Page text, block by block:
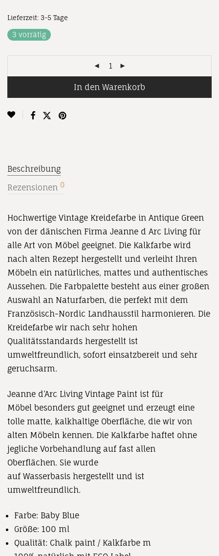
Lieferzeit: 3-5 Tage
3 vorrätig
In den Warenkorb
Beschreibung
Rezensionen 0
Hochwertige Vintage Kreidefarbe in Antique Green
von der dänischen Firma Jeanne d Arc Living für
alle Art von Möbel geeignet. Die Kalkfarbe wird
nach alten Rezept hergestellt und verleiht Ihren
Möbeln ein natürliches, mattes und authentisches
Aussehen. Die Farbpalette besteht aus einer großen
Auswahl an Naturfarben, die perfekt mit dem
Französisch-Nordic Landhausstil harmonieren. Die
Kreidefarbe wir nach sehr hohen
Qualitätsstandards hergestellt ist
umweltfreundlich, sofort einsatzbereit und sehr
geruchsarm.
Jeanne d’Arc Living Vintage Paint ist für
Möbel besonders gut geeignet und erzeugt eine
tolle matte, kalkhaltige Oberfläche, die wir von
alten Möbeln kennen. Die Kalkfarbe haftet ohne
jegliche Vorbehandlung auf fast allen
Oberflächen. Sie wurde
auf Wasserbasis hergestellt und ist
umweltfreundlich.
Farbe: Baby Blue
Größe: 100 ml
Qualität: Chalk paint / Kalkfarbe m